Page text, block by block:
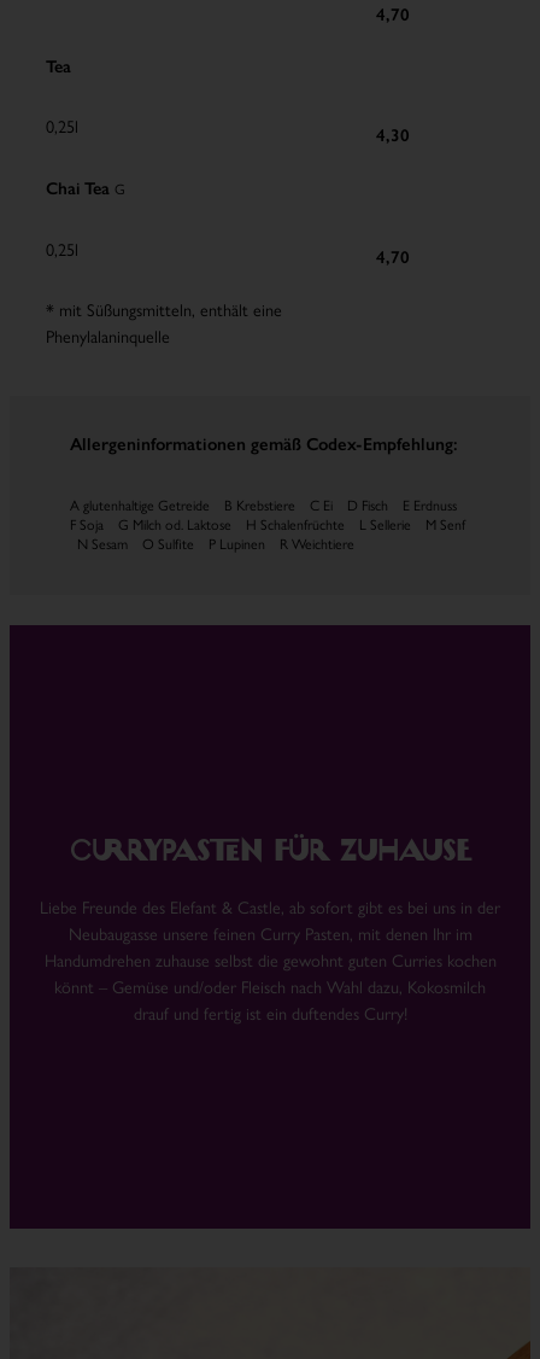
4,70
Tea
0,25l 4,30
Chai Tea G
0,25l 4,70
* mit Süßungsmitteln, enthält eine
Phenylalaninquelle
Allergeninformationen gemäß Codex-Empfehlung:
A glutenhaltige Getreide B Krebstiere C Ei D Fisch E Erdnuss
F Soja G Milch od. Laktose H Schalenfrüchte L Sellerie M Senf
N Sesam O Sulfite P Lupinen R Weichtiere
Currypasten für zuhause
Liebe Freunde des Elefant & Castle, ab sofort gibt es bei uns in der
Neubaugasse unsere feinen Curry Pasten, mit denen Ihr im
Handumdrehen zuhause selbst die gewohnt guten Curries kochen
könnt – Gemüse und/oder Fleisch nach Wahl dazu, Kokosmilch
drauf und fertig ist ein duftendes Curry!